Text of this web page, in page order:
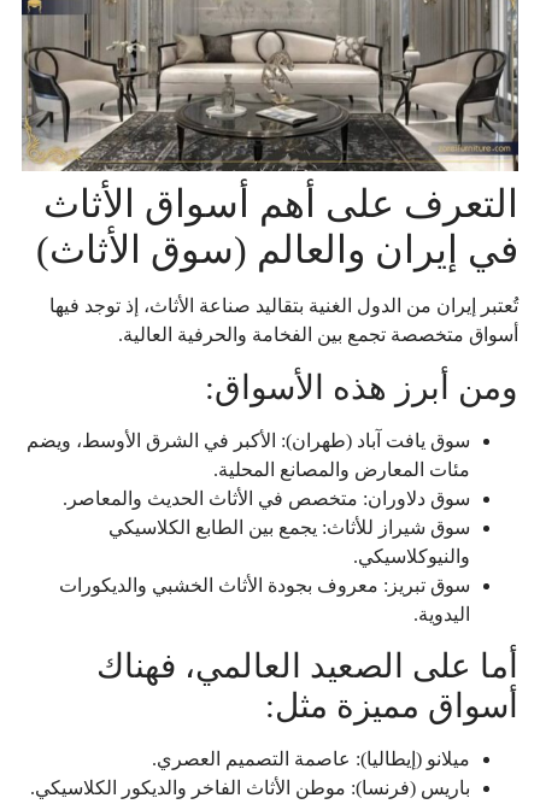
التعرف على أهم أسواق الأثاث
في إيران والعالم (سوق الأثاث)
تُعتبر إيران من الدول الغنية بتقاليد صناعة الأثاث، إذ توجد فيها
أسواق متخصصة تجمع بين الفخامة والحرفية العالية.
ومن أبرز هذه الأسواق:
سوق يافت آباد (طهران): الأكبر في الشرق الأوسط، ويضم
مئات المعارض والمصانع المحلية.
سوق دلاوران: متخصص في الأثاث الحديث والمعاصر.
سوق شيراز للأثاث: يجمع بين الطابع الكلاسيكي
والنيوكلاسيكي.
سوق تبريز: معروف بجودة الأثاث الخشبي والديكورات
اليدوية.
أما على الصعيد العالمي، فهناك
أسواق مميزة مثل:
ميلانو (إيطاليا): عاصمة التصميم العصري.
باريس (فرنسا): موطن الأثاث الفاخر والديكور الكلاسيكي.